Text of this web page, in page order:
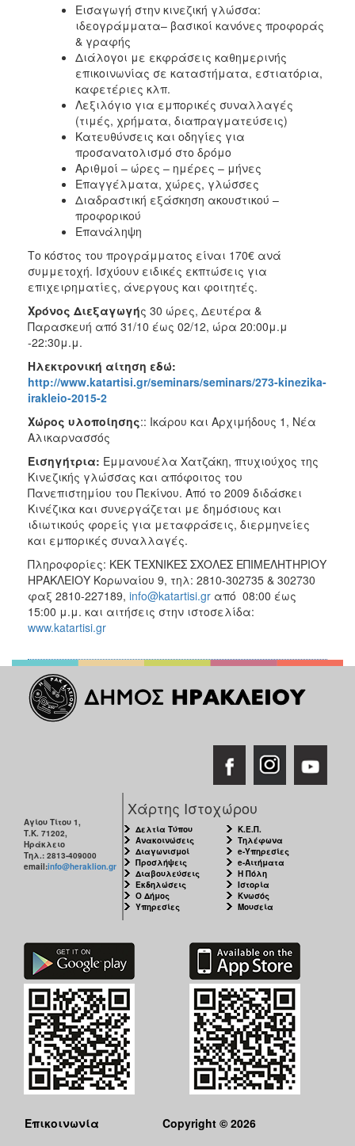
Εισαγωγή στην κινεζική γλώσσα:
ιδεογράμματα– βασικοί κανόνες προφοράς
& γραφής
Διάλογοι με εκφράσεις καθημερινής
επικοινωνίας σε καταστήματα, εστιατόρια,
καφετέριες κλπ.
Λεξιλόγιο για εμπορικές συναλλαγές
(τιμές, χρήματα, διαπραγματεύσεις)
Κατευθύνσεις και οδηγίες για
προσανατολισμό στο δρόμο
Αριθμοί – ώρες – ημέρες – μήνες
Επαγγέλματα, χώρες, γλώσσες
Διαδραστική εξάσκηση ακουστικού –
προφορικού
Επανάληψη
Το κόστος του προγράμματος είναι 170€ ανά
συμμετοχή. Ισχύουν ειδικές εκπτώσεις για
επιχειρηματίες, άνεργους και φοιτητές.
Χρόνος Διεξαγωγής 30 ώρες, Δευτέρα &
Παρασκευή από 31/10 έως 02/12, ώρα 20:00μ.μ
-22:30μ.μ.
Ηλεκτρονική αίτηση εδώ:
http://www.katartisi.gr/seminars/seminars/273-kinezika-
irakleio-2015-2
Χώρος υλοποίησης:: Ικάρου και Αρχιμήδους 1, Νέα
Αλικαρνασσός
Εισηγήτρια: Εμμανουέλα Χατζάκη, πτυχιούχος της
Κινεζικής γλώσσας και απόφοιτος του
Πανεπιστημίου του Πεκίνου. Από το 2009 διδάσκει
Κινέζικα και συνεργάζεται με δημόσιους και
ιδιωτικούς φορείς για μεταφράσεις, διερμηνείες
και εμπορικές συναλλαγές.
Πληροφορίες: ΚΕΚ ΤΕΧΝΙΚΕΣ ΣΧΟΛΕΣ ΕΠΙΜΕΛΗΤΗΡΙΟΥ
ΗΡΑΚΛΕΙΟΥ Κορωναίου 9, τηλ: 2810-302735 & 302730
φαξ 2810-227189, info@katartisi.gr από 08:00 έως
15:00 μ.μ. και αιτήσεις στην ιστοσελίδα:
www.katartisi.gr
Αγίου Τίτου 1,
Τ.Κ. 71202,
Ηράκλειο
Τηλ.: 2813-409000
email:info@heraklion.gr
Χάρτης Ιστοχώρου
Δελτία Τύπου
Ανακοινώσεις
Διαγωνισμοί
Προσλήψεις
Διαβουλεύσεις
Εκδηλώσεις
Ο Δήμος
Υπηρεσίες
Κ.Ε.Π.
Τηλέφωνα
e-Υπηρεσίες
e-Αιτήματα
Η Πόλη
Ιστορία
Κνωσός
Μουσεία
Επικοινωνία Copyright © 2026